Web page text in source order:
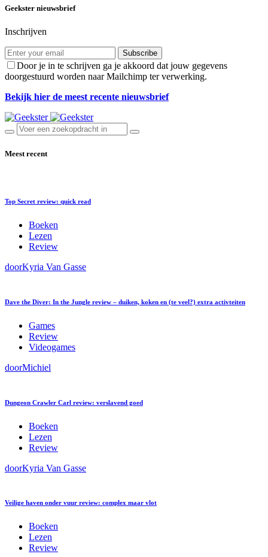
Geekster nieuwsbrief
Inschrijven
Subscribe
Door je in te schrijven ga je akkoord dat jouw gegevens
doorgestuurd worden naar Mailchimp ter verwerking.
Bekijk hier de meest recente nieuwsbrief
Meest recent
Top Secret review: quick read
Boeken
Lezen
Review
doorKyria Van Gasse
Dave the Diver: In the Jungle review – duiken, koken en (te veel?) extra activteiten
Games
Review
Videogames
doorMichiel
Dungeon Crawler Carl review: verslavend goed
Boeken
Lezen
Review
doorKyria Van Gasse
Veilige haven onder vuur review: complex maar vlot
Boeken
Lezen
Review